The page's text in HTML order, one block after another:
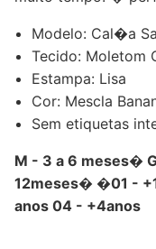
Modelo: Cal�a
Tecido: Moletom
Estampa: Lisa
Cor: Mescla
Sem etiquetas
M - 3 a 6 meses�
12meses� �01 -
anos 04 - +4anos